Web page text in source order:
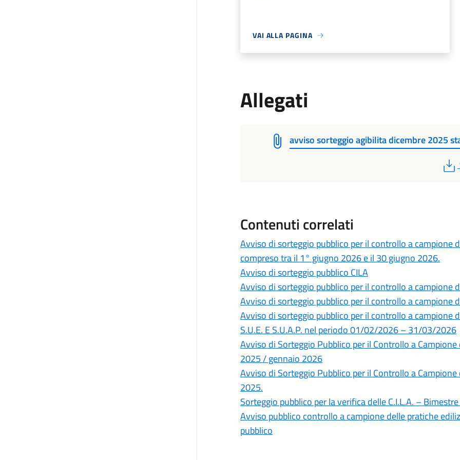
VAI ALLA PAGINA
Allegati
avviso sorteggio agibilita dicembre 2025
Contenuti correlati
Avviso di sorteggio pubblico per il controllo a campione
compreso tra il 1° giugno 2026 e il 30 giugno 2026.
Avviso di sorteggio pubblico CILA
Avviso di sorteggio pubblico per il controllo a campione
Avviso di sorteggio pubblico per il controllo a campione
Avviso di sorteggio pubblico per il controllo a campione
S.U.E. E S.U.A.P. nel periodo 01/02/2026 – 31/03/2026
Avviso di Sorteggio Pubblico per il Controllo a
2025 / gennaio 2026
Avviso di Sorteggio Pubblico per il Controllo a
2025.
Sorteggio pubblico per la verifica delle C.I.L.A. –
Avviso pubblico controllo a campione delle pratiche
pubblico